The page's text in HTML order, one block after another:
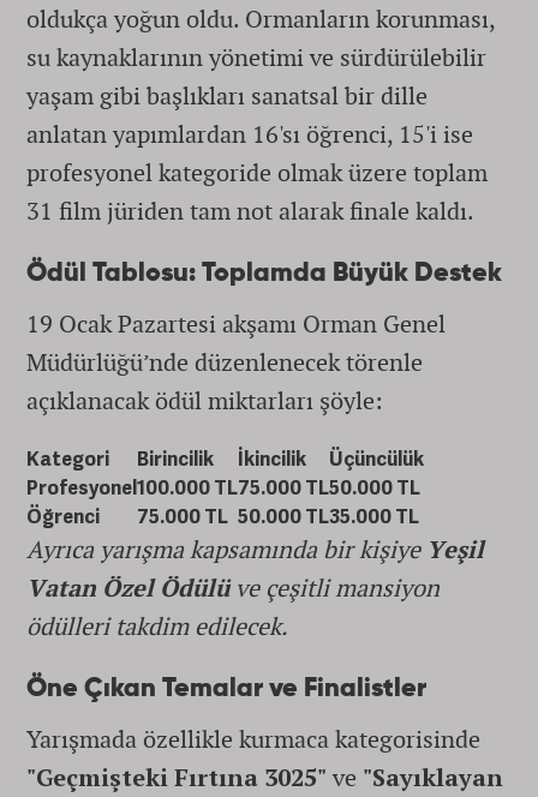
oldukça yoğun oldu. Ormanların korunması,
su kaynaklarının yönetimi ve sürdürülebilir
yaşam gibi başlıkları sanatsal bir dille
anlatan yapımlardan 16'sı öğrenci, 15'i ise
profesyonel kategoride olmak üzere toplam
31 film jüriden tam not alarak finale kaldı.
Ödül Tablosu: Toplamda Büyük Destek
19 Ocak Pazartesi akşamı Orman Genel
Müdürlüğü’nde düzenlenecek törenle
açıklanacak ödül miktarları şöyle:
Kategori Birincilik İkincilik
Üçüncülük
Profesyonel100.000 TL75.000 TL50.000 TL
Öğrenci
75.000 TL 50.000 TL35.000 TL
Ayrıca yarışma kapsamında bir kişiye Yeşil
Vatan Özel Ödülüve çeşitli mansiyon
ödülleri takdim edilecek.
Öne Çıkan Temalar ve Finalistler
Yarışmada özellikle kurmaca kategorisinde
"Geçmişteki Fırtına 3025"ve "Sayıklayan